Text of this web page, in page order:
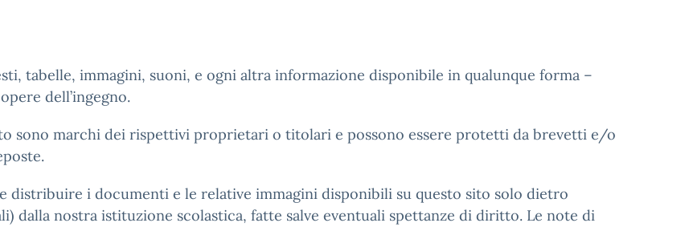
tabelle, immagini, suoni, e ogni altra informazione disponibile in qualunque forma –
dell’ingegno.
sono marchi dei rispettivi proprietari o titolari e possono essere protetti da brevetti e/o
distribuire i documenti e le relative immagini disponibili su questo sito solo dietro
dalla nostra istituzione scolastica, fatte salve eventuali spettanze di diritto. Le note di